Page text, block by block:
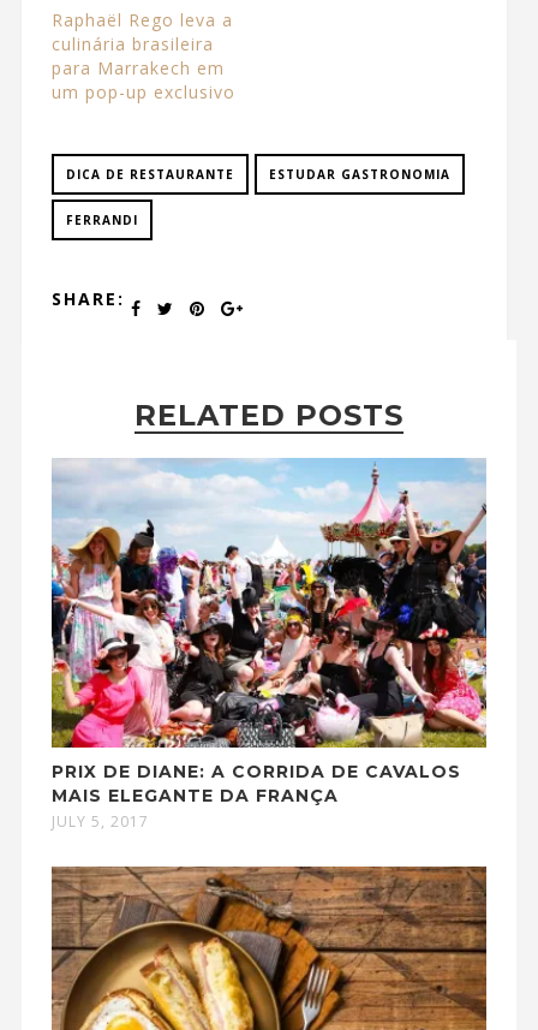
Raphaël Rego leva a
culinária brasileira
para Marrakech em
um pop-up exclusivo
DICA DE RESTAURANTE ESTUDAR GASTRONOMIA
FERRANDI
SHARE:
RELATED POSTS
PRIX DE DIANE: A CORRIDA DE CAVALOS
MAIS ELEGANTE DA FRANÇA
JULY 5, 2017